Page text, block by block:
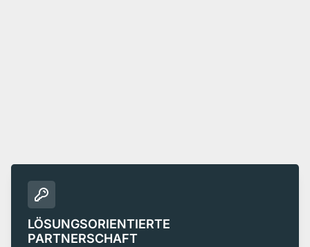
LÖSUNGSORIENTIERTE
PARTNERSCHAFT